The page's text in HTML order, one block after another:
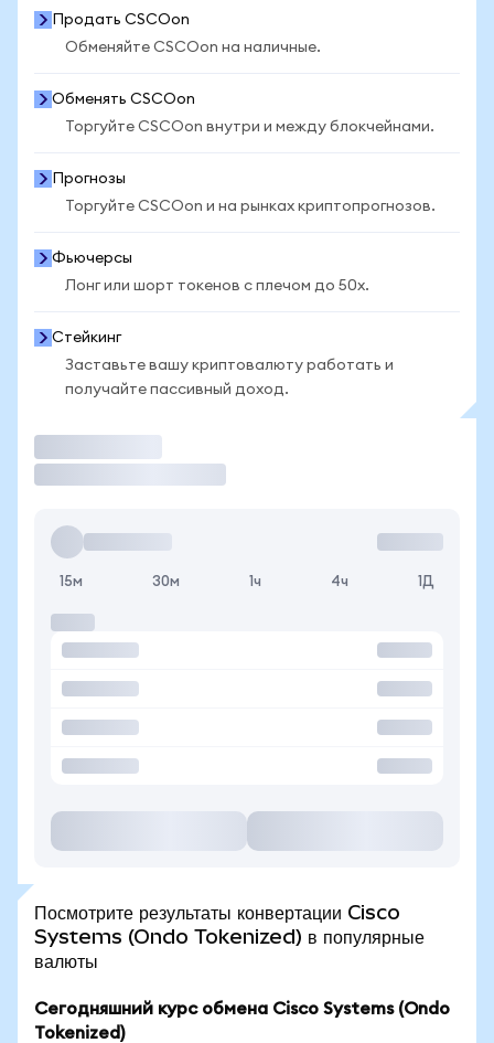
Продать CSCOon
Обменяйте CSCOon на наличные.
Обменять CSCOon
Торгуйте CSCOon внутри и между блокчейнами.
Прогнозы
Торгуйте CSCOon и на рынках криптопрогнозов.
Фьючерсы
Лонг или шорт токенов с плечом до 50x.
Стейкинг
Заставьте вашу криптовалюту работать и
получайте пассивный доход.
15м 30м 1ч 4ч 1Д
Посмотрите результаты конвертации Cisco
Systems (Ondo Tokenized) в популярные
валюты
Сегодняшний курс обмена Cisco Systems (Ondo
Tokenized)